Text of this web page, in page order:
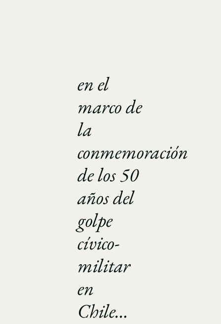
en el
marco de
la
conmemoración
de los 50
años del
golpe
cívico-
militar
en
Chile…